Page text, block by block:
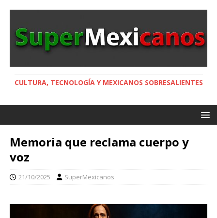
CULTURA, TECNOLOGÍA Y MEXICANOS SOBRESALIENTES
Memoria que reclama cuerpo y
voz
21/10/2025 SuperMexicanos